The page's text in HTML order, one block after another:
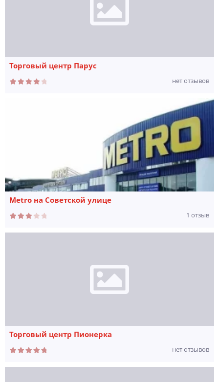
Торговый центр Парус
нет отзывов
Metro на Советской улице
1 отзыв
Торговый центр Пионерка
нет отзывов